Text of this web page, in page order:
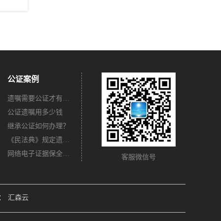
公证案例
遗嘱需要公证才有法律效力吗？
公证遗嘱用多少钱
继承公证如何办理？
《民法典》规定遗嘱不公证有法律效力吗？
网络电子证据保全公证怎么办理？
客服微信号
汇森云